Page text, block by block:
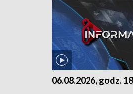
06.08.2026, godz.